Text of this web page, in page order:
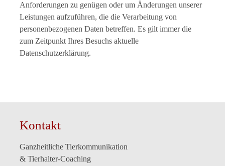
Anforderungen zu genügen oder um Änderungen unserer
Leistungen aufzuführen, die die Verarbeitung von
personenbezogenen Daten betreffen. Es gilt immer die
zum Zeitpunkt Ihres Besuchs aktuelle
Datenschutzerklärung.
Kontakt
Ganzheitliche Tierkommunikation
& Tierhalter-Coaching